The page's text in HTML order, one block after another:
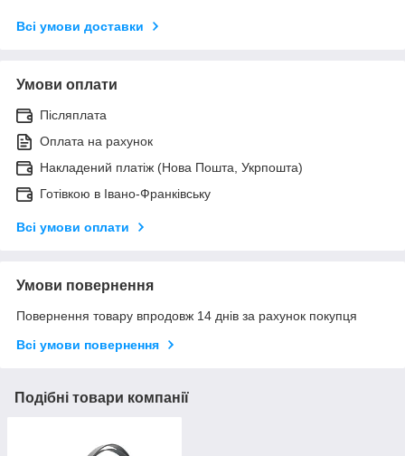
Всі умови доставки
Умови оплати
Післяплата
Оплата на рахунок
Накладений платіж (Нова Пошта, Укрпошта)
Готівкою в Івано-Франківську
Всі умови оплати
Умови повернення
Повернення товару впродовж 14 днів за рахунок покупця
Всі умови повернення
Подібні товари компанії